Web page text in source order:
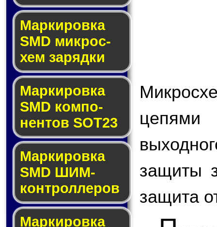
Маркировка
SMD мик­рос­
хем за­ряд­ки
Маркировка
SMD ком­по­
нен­тов SOT23
Маркировка
SMD ШИМ-
кон­трол­ле­ров
Маркировка
защиты
защита